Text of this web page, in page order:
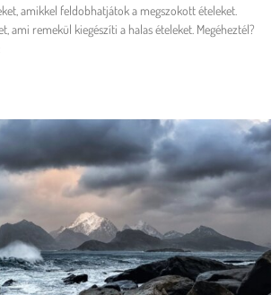
amikkel feldobhatjátok a megszokott ételeket.
ami remekül kiegészíti a halas ételeket. Megéheztél?